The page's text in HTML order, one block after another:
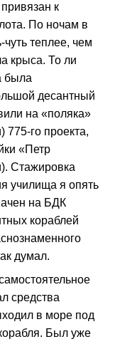
к
По ночам в
теплее, чем
крыса. То ли
была
десантный
на «поляка»
775-го проекта,
«Петр
Стажировка
училища я опять
на БДК
кораблей
думал.
средства
в море под
Был уже